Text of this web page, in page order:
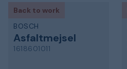
Back to work
BOSCH
Asfaltmejsel
1618601011